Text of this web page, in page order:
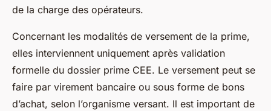
de la charge des opérateurs.
Concernant les modalités de versement de la prime,
elles interviennent uniquement après validation
formelle du dossier prime CEE. Le versement peut se
faire par virement bancaire ou sous forme de bons
d’achat, selon l’organisme versant. Il est important de